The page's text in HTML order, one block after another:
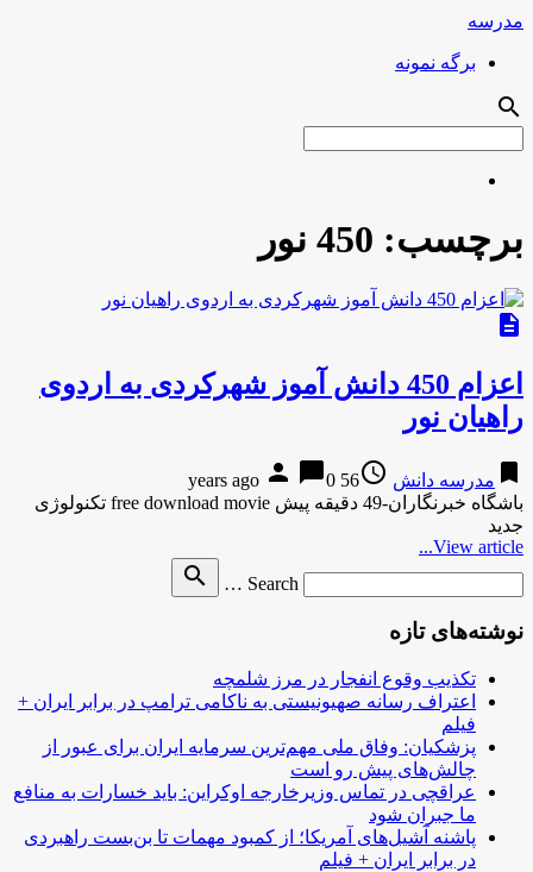
مدرسه
برگه نمونه
search
برچسب: 450 نور
description
اعزام 450 دانش آموز شهرکردی به اردوی
راهیان نور
bookmark مدرسه دانش access_time
56 years ago
person chat_bubble0
باشگاه خبرنگاران-49 دقیقه پیش free download movie تکنولوژی
جدید
View article...
Search …
search
نوشته‌های تازه
تکذیب وقوع انفجار در مرز شلمچه
اعتراف رسانه صهیونیستی به ناکامی ترامپ در برابر ایران +
فیلم
پزشکیان: وفاق ملی مهم‌ترین سرمایه ایران برای عبور از
چالش‌های پیش رو است
عراقچی در تماس وزیرخارجه اوکراین: باید خسارات به منافع
ما جبران شود
پاشنه آشیل‌های آمریکا؛ از کمبود مهمات تا بن‌بست راهبردی
در برابر ایران + فیلم